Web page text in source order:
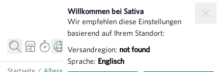
Willkommen bei Sativa
Wir empfehlen diese Einstellungen
basierend auf Ihrem Standort:
Versandregion: not found
Sprache: Englisch